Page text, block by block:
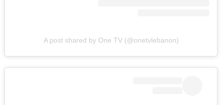
A post shared by One TV (@onetvlebanon)